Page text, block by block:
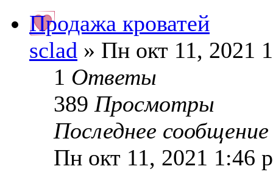
Продажа кроватей
sclad » Пн окт 11, 2021
1 Ответы
389 Просмотры
Последнее
Пн окт 11, 2021 1:46